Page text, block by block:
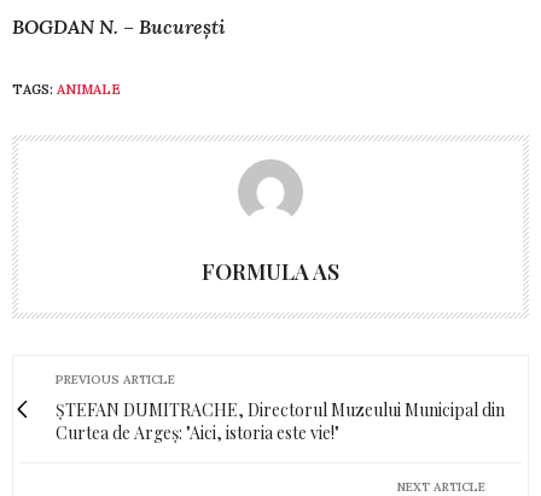
BOGDAN N. – București
TAGS: ANIMALE
FORMULA AS
PREVIOUS ARTICLE
ȘTEFAN DUMITRACHE, Directorul Muzeului Municipal din
Curtea de Argeș: "Aici, istoria este vie!"
NEXT ARTICLE